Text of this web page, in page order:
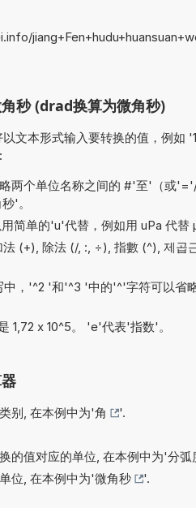
秒 (drad换算为微角秒)
文本形式输入要转换的值，例如
两个单位名称之间的 #'至'（或
'。
简单的'u'代替，例如用 uPa 代替
(+), 除法 (/, :, ÷), 指數 (^), 제곱
，'^2 '和'^3 '中的'^'字符可以省
1,72 x 10^5。 'e'代表'指数'。
别, 在本例中为'角
'.
的值对应的单位, 在本例中为'分弧
位, 在本例中为'微角秒 '.